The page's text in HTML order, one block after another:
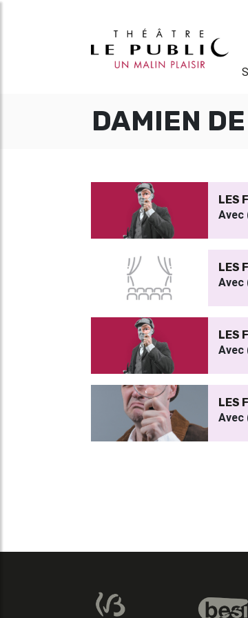
DAMIEN
LES
Avec
LES
Avec
LES
Avec
LES
Avec